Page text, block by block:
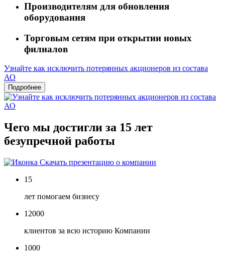
Производителям для обновления
оборудования
Торговым сетям при открытии новых
филиалов
Узнайте как исключить потерянных акционеров из состава
АО
Подробнее
Чего мы достигли за 15 лет
безупречной работы
Скачать презентацию о компании
15
лет помогаем бизнесу
12000
клиентов за всю историю Компании
1000